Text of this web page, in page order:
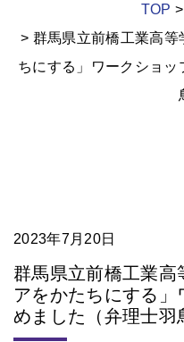
TOP
群馬県立前橋工業高等
ちにする」ワークショッ
2023年7月20日
群馬県立前橋工業高
アをかたちにする
めました（弁理士羽